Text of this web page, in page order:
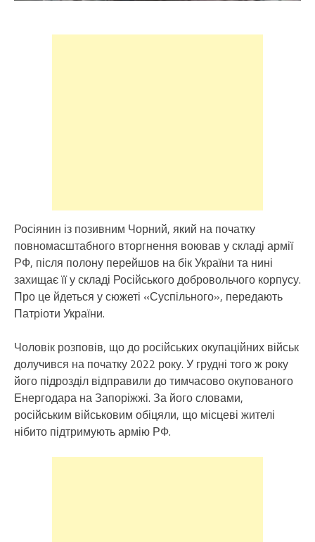
Росіянин із позивним Чорний, який на початку
повномасштабного вторгнення воював у складі армії
РФ, після полону перейшов на бік України та нині
захищає її у складі Російського добровольчого корпусу.
Про це йдеться у сюжеті «Суспільного», передають
Патріоти України.
Чоловік розповів, що до російських окупаційних військ
долучився на початку 2022 року. У грудні того ж року
його підрозділ відправили до тимчасово окупованого
Енергодара на Запоріжжі. За його словами,
російським військовим обіцяли, що місцеві жителі
нібито підтримують армію РФ.